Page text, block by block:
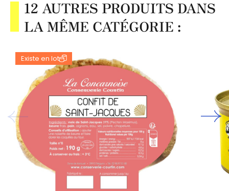
12 AUTRES PRODUITS DANS
LA MÊME CATÉGORIE :
Existe en lot